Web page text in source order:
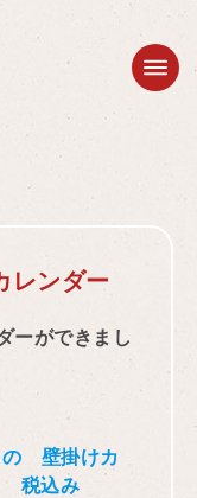
ンダー
ーができまし
壁掛けカ
税込み